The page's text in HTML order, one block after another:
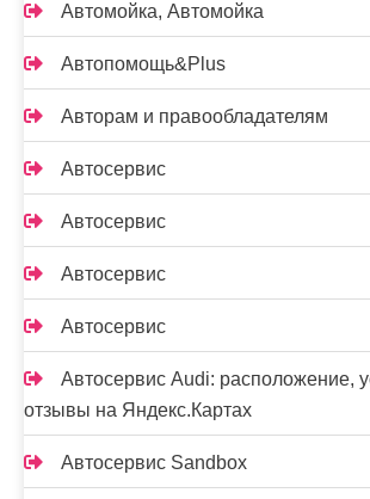
Автомойка, Автомойка
Автопомощь&Plus
Авторам и правообладателям
Автосервис
Автосервис
Автосервис
Автосервис
Автосервис Audi: расположение,
отзывы на Яндекс.Картах
Автосервис Sandbox